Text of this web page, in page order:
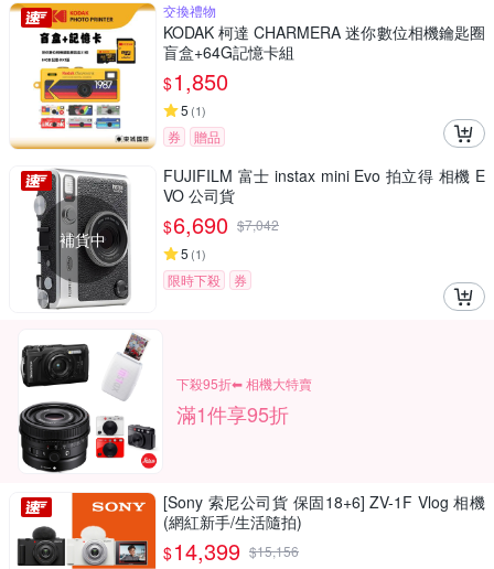
交換禮物
KODAK 柯達 CHARMERA 迷你數位相機鑰匙圈
盲盒+64G記憶卡組
$1,850
5 (1)
券 贈品
補貨中
FUJIFILM 富士 instax mini Evo 拍立得 相機 E
VO 公司貨
$6,690 $7,042
5 (1)
限時下殺 券
下殺95折⬅︎ 相機大特賣
滿1件享95折
[Sony 索尼公司貨 保固18+6] ZV-1F Vlog 相機
(網紅新手/生活隨拍)
$14,399 $15,156